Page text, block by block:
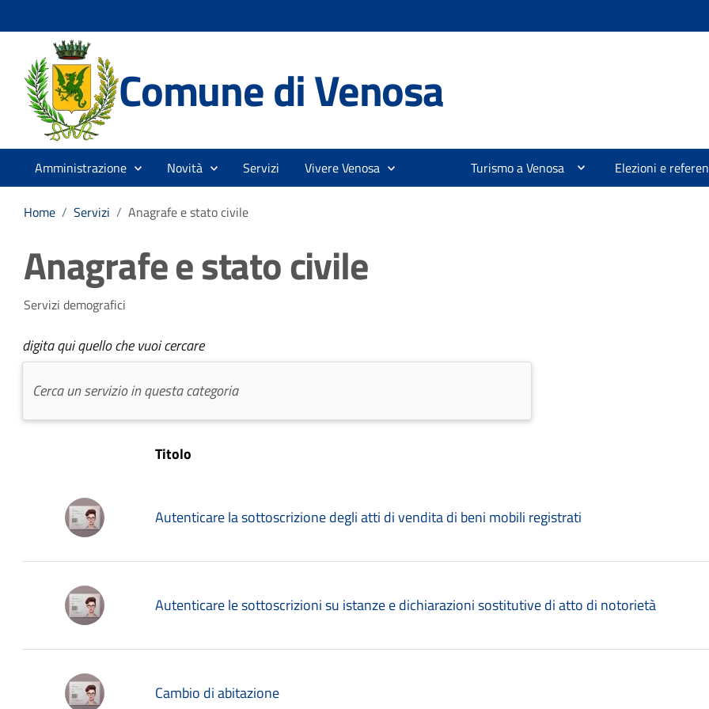
Comune di Venosa
Amministrazione Novità Servizi Vivere Venosa Turismo a Venosa Elezioni e
Home / Servizi / Anagrafe e stato civile
Anagrafe e stato civile
Servizi demografici
digita qui quello che vuoi cercare
Titolo
Autenticare la sottoscrizione degli atti di vendita di beni mobili registrati
Autenticare le sottoscrizioni su istanze e dichiarazioni sostitutive di atto di notorietà
Cambio di abitazione